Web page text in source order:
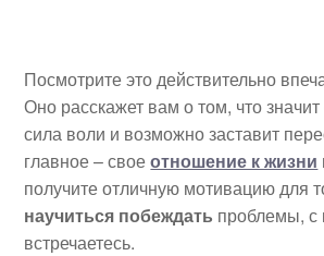
Посмотрите это действительно
Оно расскажет вам о том, что значит
сила воли и возможно заставит
главное – своеотношение к жизни
получите отличную мотивацию для
научиться побеждать проблемы,
встречаетесь.